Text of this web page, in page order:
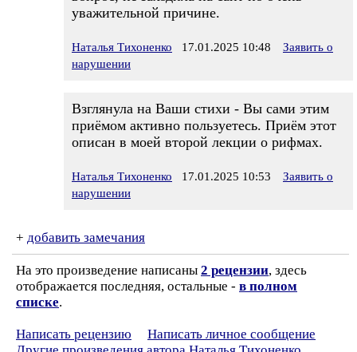
уважительной причине.
Наталья Тихоненко 17.01.2025 10:48
Заявить о
нарушении
Взглянула на Ваши стихи - Вы сами этим
приёмом активно пользуетесь. Приём этот
описан в моей второй лекции о рифмах.
Наталья Тихоненко 17.01.2025 10:53
Заявить о
нарушении
+ добавить замечания
На это произведение написаны 2 рецензии, здесь
отображается последняя, остальные - в полном
списке.
Написать рецензию
Написать личное сообщение